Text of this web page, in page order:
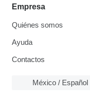
Empresa
Quiénes somos
Ayuda
Contactos
México / Español